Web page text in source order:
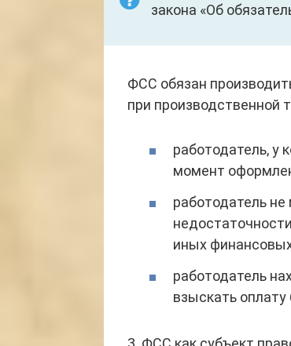
закона «Об
ФСС обязан
при производственной
работодатель, у
момент
работодатель
иных
работодатель
взыскать